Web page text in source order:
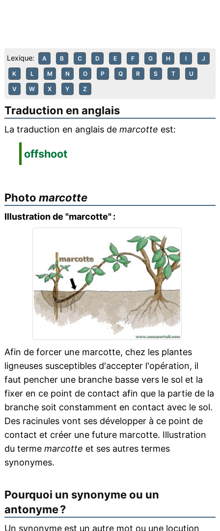
Lexique: A B C D E F G H I J
K L M N O P Q R S T U
V W X Y Z
Traduction en anglais
La traduction en anglais de marcotte est:
offshoot
Photo marcotte
Illustration de "marcotte" :
Afin de forcer une marcotte, chez les plantes
ligneuses susceptibles d'accepter l'opération, il
faut pencher une branche basse vers le sol et la
fixer en ce point de contact afin que la partie de la
branche soit constamment en contact avec le sol.
Des racinules vont ses développer à ce point de
contact et créer une future marcotte. Illustration
du terme marcotte et ses autres termes
synonymes.
Pourquoi un synonyme ou un
antonyme ?
Un synonyme est un autre mot ou une locution